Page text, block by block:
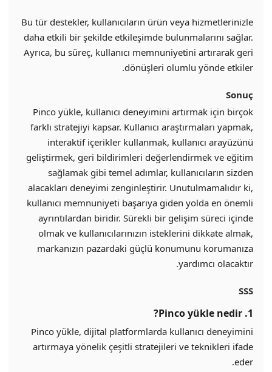
Bu tür destekler, kullanıcıların ürün veya hizmetlerinizle
daha etkili bir şekilde etkileşimde bulunmalarını sağlar.
Ayrıca, bu süreç, kullanıcı memnuniyetini artırarak geri
dönüşleri olumlu yönde etkiler.
Sonuç
Pinco yükle, kullanıcı deneyimini artırmak için birçok
farklı stratejiyi kapsar. Kullanıcı araştırmaları yapmak,
interaktif içerikler kullanmak, kullanıcı arayüzünü
geliştirmek, geri bildirimleri değerlendirmek ve eğitim
sağlamak gibi temel adımlar, kullanıcıların sizden
alacakları deneyimi zenginleştirir. Unutulmamalıdır ki,
kullanıcı memnuniyeti başarıya giden yolda en önemli
ayrıntılardan biridir. Sürekli bir gelişim süreci içinde
olmak ve kullanıcılarınızın isteklerini dikkate almak,
markanızın pazardaki güçlü konumunu korumanıza
yardımcı olacaktır.
SSS
1. Pinco yükle nedir?
Pinco yükle, dijital platformlarda kullanıcı deneyimini
artırmaya yönelik çeşitli stratejileri ve teknikleri ifade
eder.